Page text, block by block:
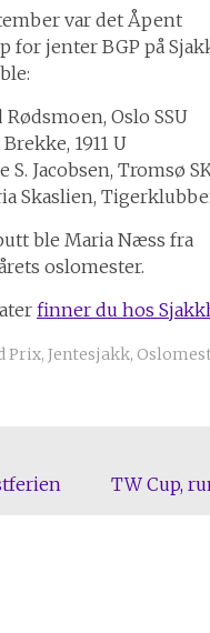
var det Åpent
for jenter BGP på
Oslo SSU
1911 U
Jacobsen, Tromsø
Skaslien,
ble Maria Næss fra
oslomester.
finner du hos
Prix, Jentesjakk,
TW Cup,